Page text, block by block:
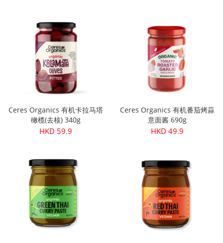
Ceres Organics 有机卡拉马塔
橄榄(去核) 340g
HKD 59.9
Ceres Organics 有机番茄烤蒜
意面酱 690g
HKD 49.9